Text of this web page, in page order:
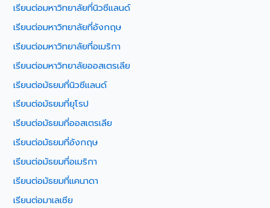
เรียนต่อมหาวิทยาลัยที่นิวซีแลนด์
เรียนต่อมหาวิทยาลัยที่อังกฤษ
เรียนต่อมหาวิทยาลัยที่อเมริกา
เรียนต่อมหาวิทยาลัยออสเตรเลีย
เรียนต่อมัธยมที่นิวซีแลนด์
เรียนต่อมัธยมที่ยุโรป
เรียนต่อมัธยมที่ออสเตรเลีย
เรียนต่อมัธยมที่อังกฤษ
เรียนต่อมัธยมที่อเมริกา
เรียนต่อมัธยมที่แคนาดา
เรียนต่อมาเลเซีย